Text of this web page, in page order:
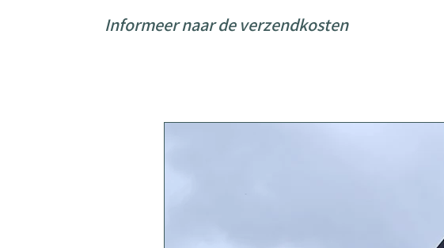
Informeer naar de verzendkosten